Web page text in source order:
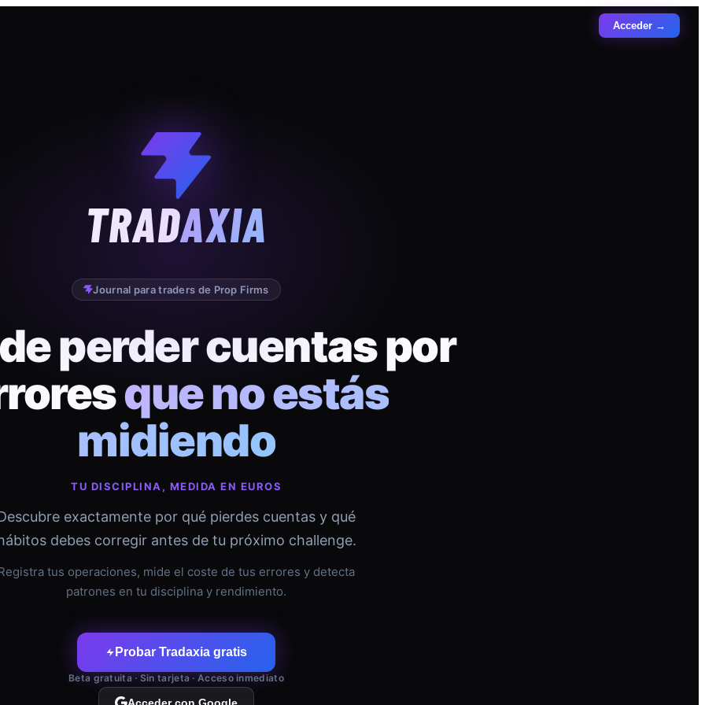
Acceder →
TRADAXIA
Journal para traders de Prop Firms
perder cuentas por
que no estás
midiendo
TU DISCIPLINA, MEDIDA EN EUROS
exactamente por qué pierdes cuentas y qué
debes corregir antes de tu próximo challenge.
tus operaciones, mide el coste de tus errores y detecta
patrones en tu disciplina y rendimiento.
Probar Tradaxia gratis
Beta gratuita · Sin tarjeta · Acceso inmediato